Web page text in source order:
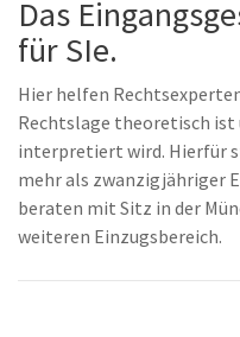
Das
für SIe.
Hier helfen
Rechtslage theoretisch ist
interpretiert wird. Hierfür
mehr als zwanzigjähriger
beraten mit Sitz in der
weiteren Einzugsbereich.